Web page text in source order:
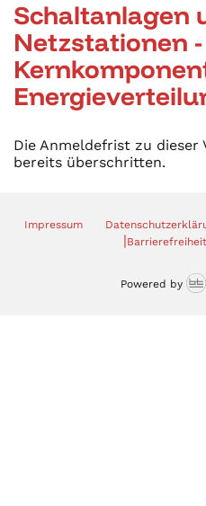
Schaltanlagen
Netzstationen -
Die Anmeldefrist zu dieser
bereits überschritten.
Impressum
|
Powered by